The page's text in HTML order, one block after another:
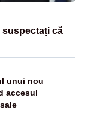
suspectați că
unui nou
accesul